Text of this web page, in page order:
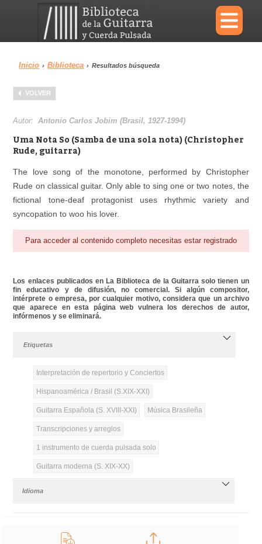
×
Menu
Biblioteca Diccionario
Área personal Reproductor
Inicio › Biblioteca › Resultados búsqueda
VOLVER
Autor:Antonio Carlos Jobim (Brasil, 1927-1994)
Uma Nota So (Samba de una sola nota) (Christopher
Rude, guitarra)
The love song of the monotone, performed by Christopher
Rude on classical guitar. Only able to sing one or two notes, the
fictional tone-deaf protagonist uses rhythmic variety and
syncopation to woo his lover.
Para acceder al contenido completo necesitas estar registrado
Los enlaces publicados en La Biblioteca de la Guitarra solo tienen un
fin educativo y de difusión, no comercial. Si algún compositor,
intérprete o empresa, por cualquier motivo, considera que un archivo
que aparece en esta página web vulnera los derechos de autor,
infórmenos y se eliminará.
Etiquetas
Interpretación de repertorio y Conciertos
Hispanoamérica / Brasil (S.XIX-XXI)
Guitarra Española (S. XVIII-XXI) Música Brasileña
Transcripciones y arreglos
1 instrumento de cuerda pulsada solo
Guitarra moderna (S. XIX-XX)
Idioma